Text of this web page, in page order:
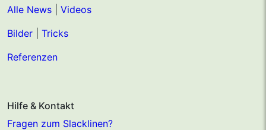
Alle News
Videos
Bilder
Tricks
Referenzen
Hilfe & Kontakt
Fragen zum Slacklinen?